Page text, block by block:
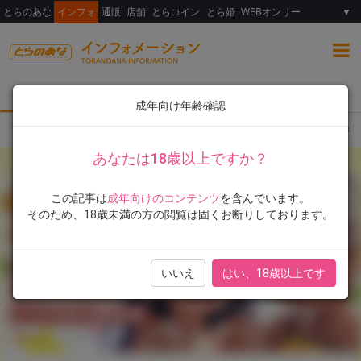
とらのあな インフォ 通販 店舗 とらコイン とら婚 WEBオンリー ▼
TOP とらのあな限定版 書籍 高岡基文先生！最新単行本『褐色少女は膣内
成年向け年齢確認
あなたは18歳以上ですか？
この記事は成年向けのコンテンツを含んでいます。
そのため、18歳未満の方の閲覧は固くお断りしております。
いいえ はい、18歳以上です